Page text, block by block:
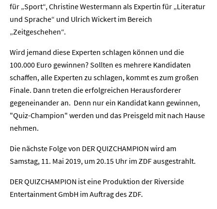
für „Sport“, Christine Westermann als Expertin für „Literatur
und Sprache“ und Ulrich Wickert im Bereich
„Zeitgeschehen“.
Wird jemand diese Experten schlagen können und die
100.000 Euro gewinnen? Sollten es mehrere Kandidaten
schaffen, alle Experten zu schlagen, kommt es zum großen
Finale. Dann treten die erfolgreichen Herausforderer
gegeneinander an. Denn nur ein Kandidat kann gewinnen,
"Quiz-Champion" werden und das Preisgeld mit nach Hause
nehmen.
Die nächste Folge von DER QUIZCHAMPION wird am
Samstag, 11. Mai 2019, um 20.15 Uhr im ZDF ausgestrahlt.
DER QUIZCHAMPION ist eine Produktion der Riverside
Entertainment GmbH im Auftrag des ZDF.